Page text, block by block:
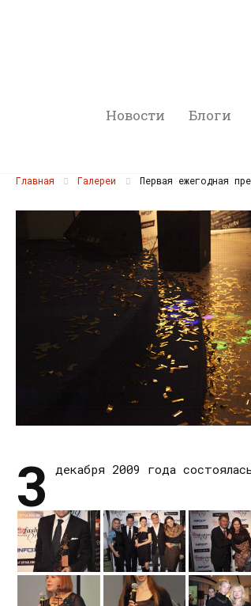
Новости Блоги
Главная Галереи Первая ежегодная
3 декабря 2009 года